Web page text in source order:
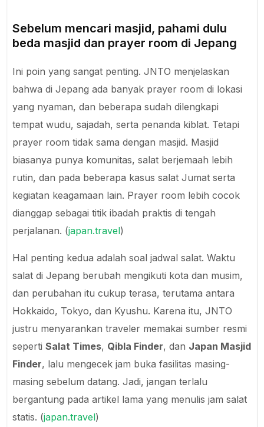
Sebelum mencari masjid, pahami dulu
beda masjid dan prayer room di Jepang
Ini poin yang sangat penting. JNTO menjelaskan
bahwa di Jepang ada banyak prayer room di lokasi
yang nyaman, dan beberapa sudah dilengkapi
tempat wudu, sajadah, serta penanda kiblat. Tetapi
prayer room tidak sama dengan masjid. Masjid
biasanya punya komunitas, salat berjemaah lebih
rutin, dan pada beberapa kasus salat Jumat serta
kegiatan keagamaan lain. Prayer room lebih cocok
dianggap sebagai titik ibadah praktis di tengah
perjalanan. (japan.travel)
Hal penting kedua adalah soal jadwal salat. Waktu
salat di Jepang berubah mengikuti kota dan musim,
dan perubahan itu cukup terasa, terutama antara
Hokkaido, Tokyo, dan Kyushu. Karena itu, JNTO
justru menyarankan traveler memakai sumber resmi
sepertiSalat Times, Qibla Finder, dan Japan Masjid
Finder, lalu mengecek jam buka fasilitas masing-
masing sebelum datang. Jadi, jangan terlalu
bergantung pada artikel lama yang menulis jam salat
statis. (japan.travel)